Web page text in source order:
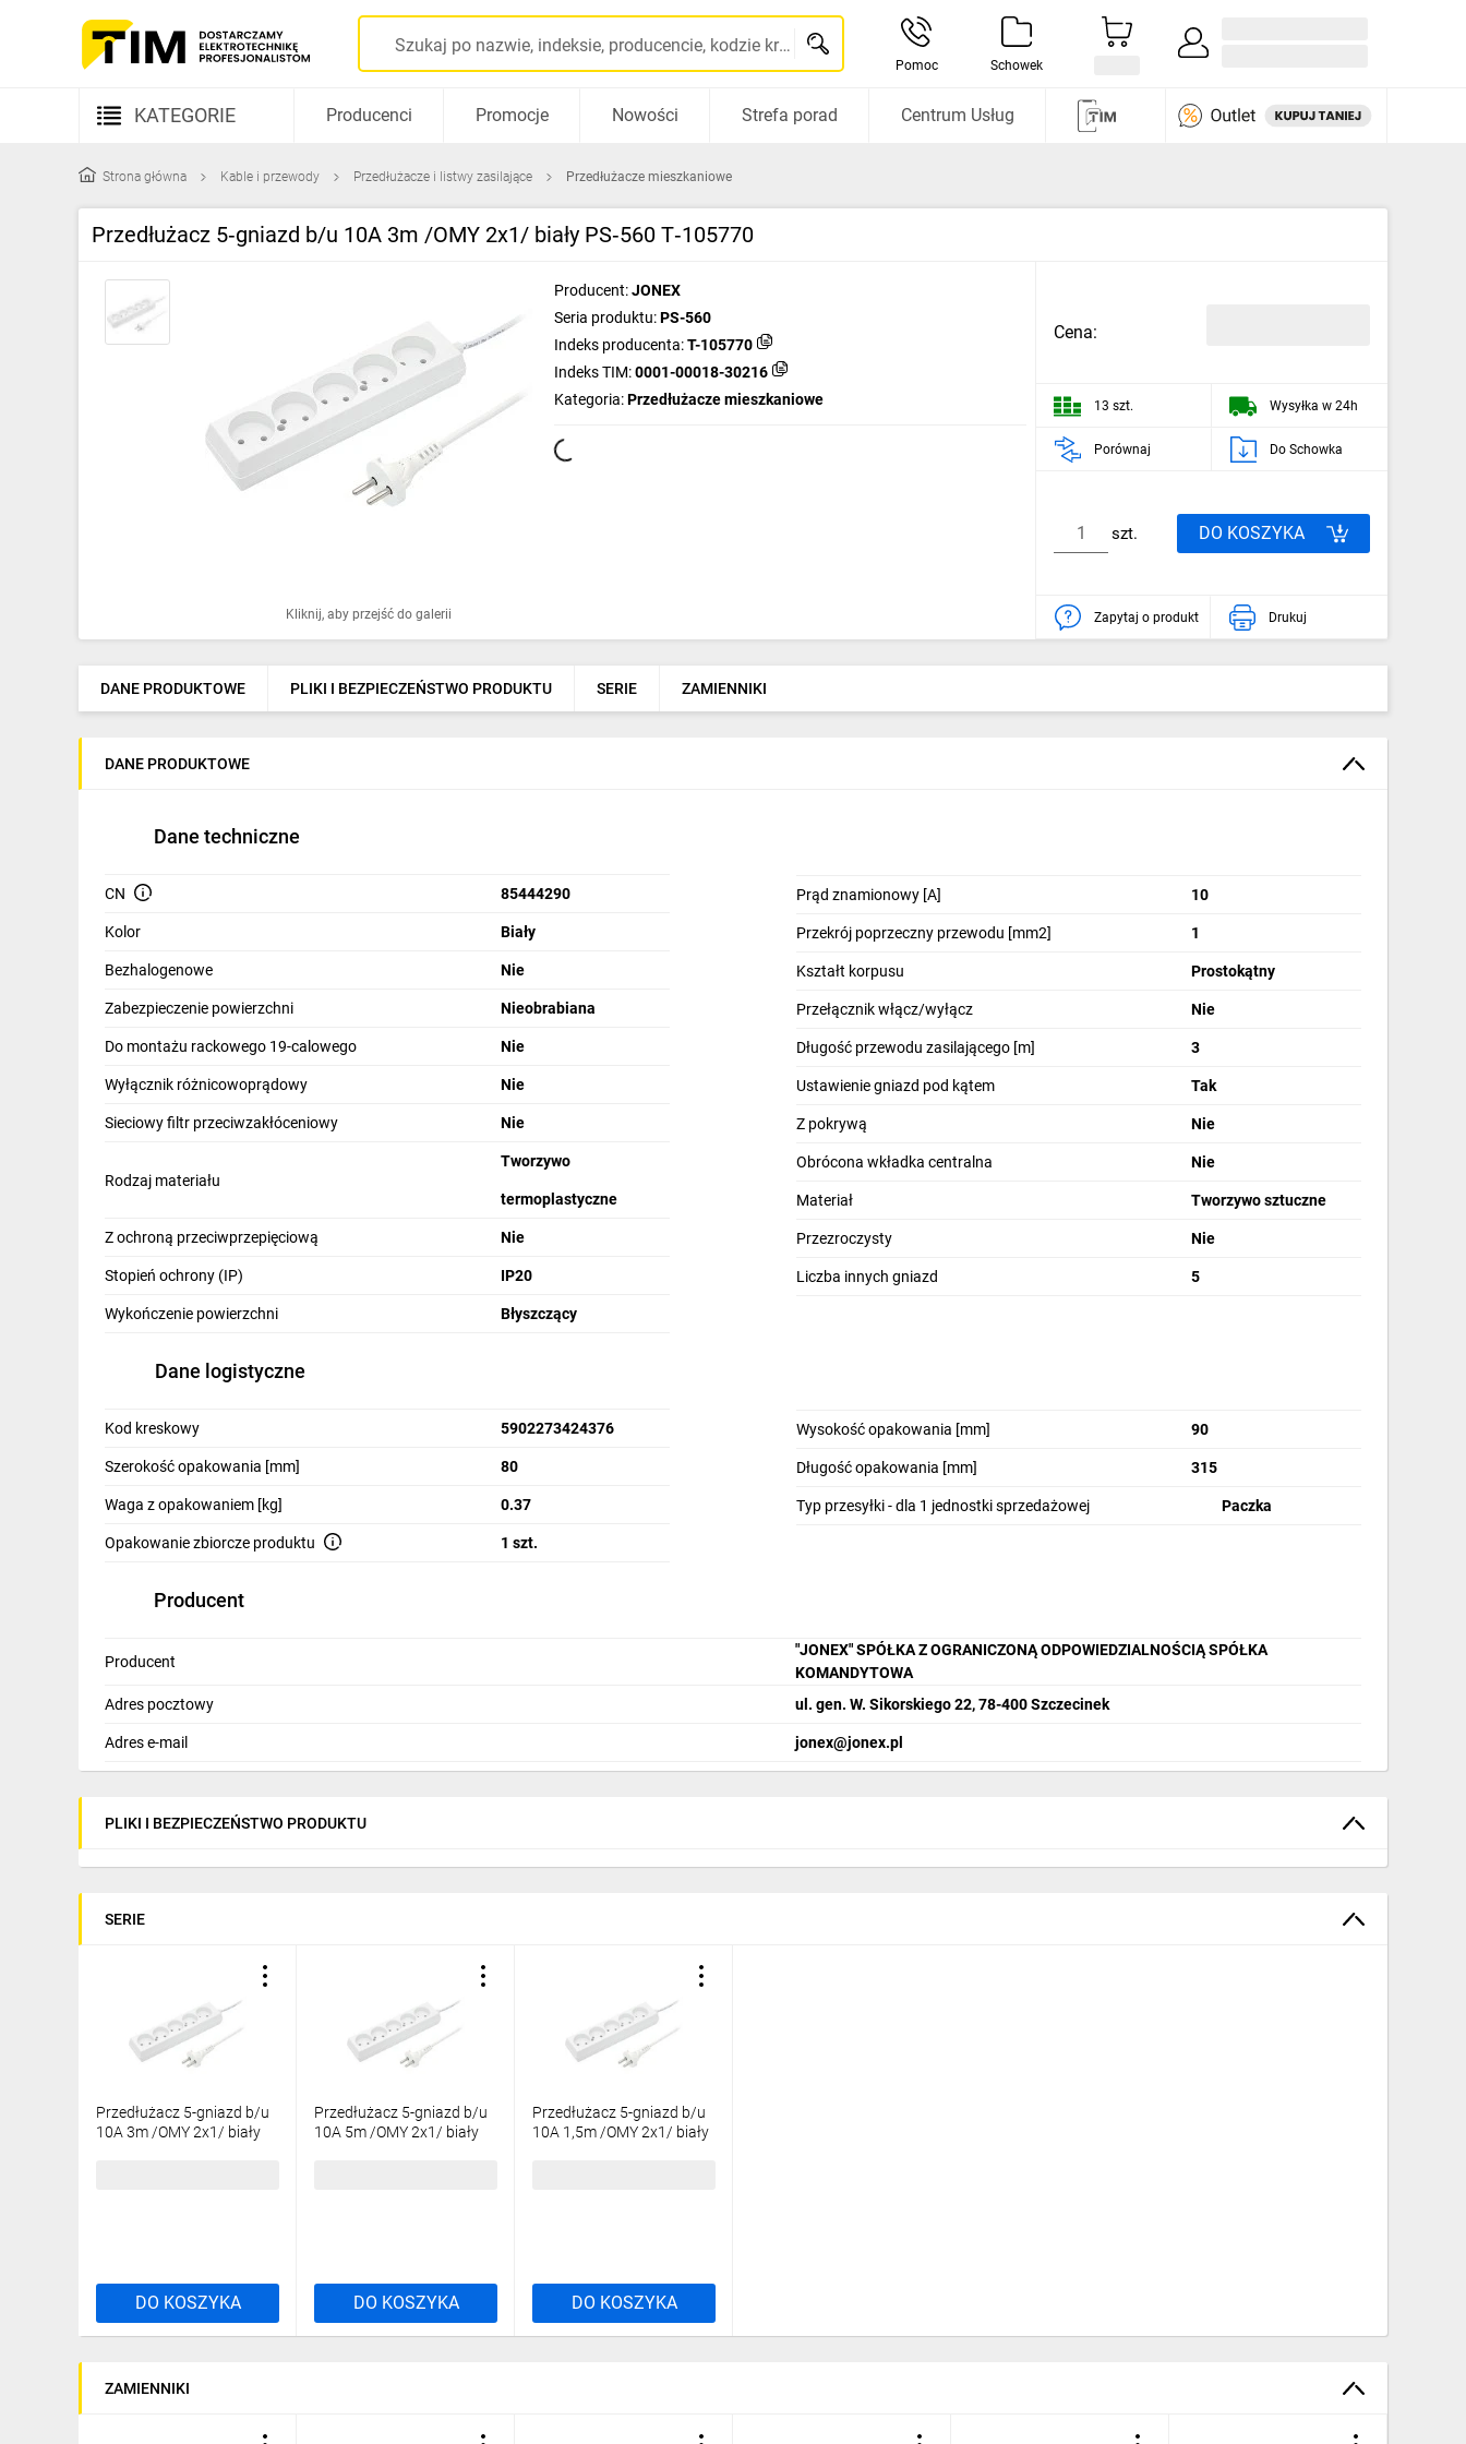
Szukaj po nazwie, indeksie, producencie, kodzie kreskowym...
Pomoc Schowek
KATEGORIE
Kable i przewody
Rozdzielnice i obudowy
Oprawy oświetleniowe
Ogrzewanie
Elektronarzędzia i mierniki
Dom i ogród
Odzież ochronna i BHP
Inne
Budowa i Remont
Producenci Promocje Nowości Strefa porad Centrum Usług
Strona główna Kable i przewody Przedłużacze i listwy zasilające Przedłużacze mieszkaniowe
Przedłużacz 5‑gniazd b/u 10A 3m /OMY 2x1/ biały PS‑560 T‑105770
Kliknij, aby przejść do galerii
Producent:JONEX
Seria produktu:PS-560
Indeks producenta:T-105770
Indeks TIM:0001-00018-30216
Kategoria:Przedłużacze mieszkaniowe
Cena:
13 szt. Wysyłka w 24h
Porównaj Do Schowka
szt. DO KOSZYKA
Zapytaj o produkt Drukuj
DANE PRODUKTOWE PLIKI I BEZPIECZEŃSTWO PRODUKTU SERIE ZAMIENNIKI
DANE PRODUKTOWE
Dane techniczne
CN 85444290
Kolor Biały
Bezhalogenowe Nie
Zabezpieczenie powierzchni Nieobrabiana
Do montażu rackowego 19-calowego Nie
Wyłącznik różnicowoprądowy Nie
Sieciowy filtr przeciwzakłóceniowy Nie
Rodzaj materiału
Tworzywo
termoplastyczne
Z ochroną przeciwprzepięciową Nie
Stopień ochrony (IP) IP20
Wykończenie powierzchni Błyszczący
Prąd znamionowy [A] 10
Przekrój poprzeczny przewodu [mm2] 1
Kształt korpusu Prostokątny
Przełącznik włącz/wyłącz Nie
Długość przewodu zasilającego [m] 3
Ustawienie gniazd pod kątem Tak
Z pokrywą Nie
Obrócona wkładka centralna Nie
Materiał Tworzywo sztuczne
Przezroczysty Nie
Liczba innych gniazd 5
Dane logistyczne
Kod kreskowy 5902273424376
Szerokość opakowania [mm] 80
Waga z opakowaniem [kg] 0.37
Opakowanie zbiorcze produktu 1 szt.
Wysokość opakowania [mm] 90
Długość opakowania [mm] 315
Typ przesyłki - dla 1 jednostki sprzedażowej Paczka
Producent
Producent
"JONEX" SPÓŁKA Z OGRANICZONĄ ODPOWIEDZIALNOŚCIĄ SPÓŁKA
KOMANDYTOWA
Adres pocztowy
ul. gen. W. Sikorskiego 22, 78-400 Szczecinek
Adres e-mail jonex@jonex.pl
PLIKI I BEZPIECZEŃSTWO PRODUKTU
SERIE
Przedłużacz 5-gniazd b/u
10A 3m /OMY 2x1/ biały
DO KOSZYKA
Przedłużacz 5-gniazd b/u
10A 5m /OMY 2x1/ biały
DO KOSZYKA
Przedłużacz 5-gniazd b/u
10A 1,5m /OMY 2x1/ biały
DO KOSZYKA
ZAMIENNIKI